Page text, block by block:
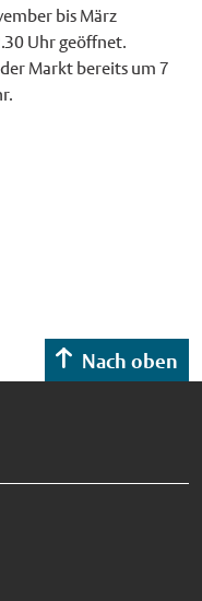
bis März
Uhr geöffnet.
Markt bereits um 7
Nach oben